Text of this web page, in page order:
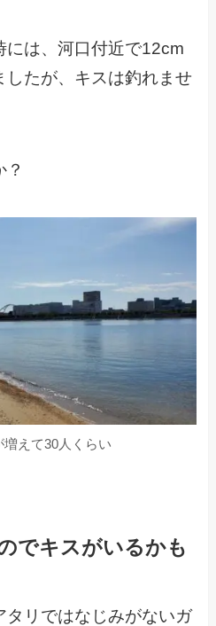
には、河口付近で12cm
したが、キスは釣れませ
増えて30人くらい
でキスがいるかも
タリではなじみがないガ